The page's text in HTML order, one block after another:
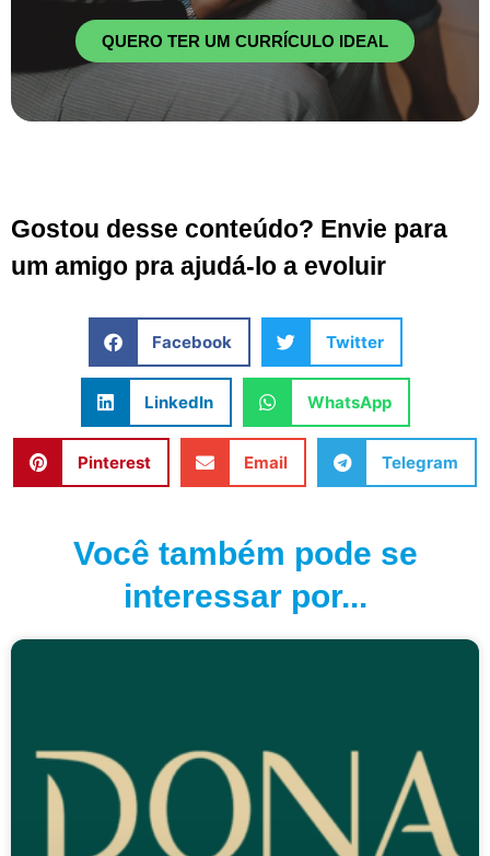
QUERO TER UM CURRÍCULO IDEAL
Gostou desse conteúdo? Envie para
um amigo pra ajudá-lo a evoluir
Facebook Twitter
LinkedIn WhatsApp
Pinterest Email Telegram
Você também pode se
interessar por...